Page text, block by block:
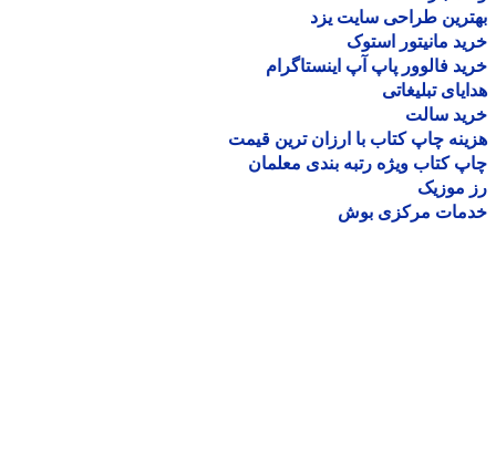
طراحی سایت یزد
مانیتور استوک
فالوور پاپ آپ اینستاگرام
تبلیغاتی
سالت
چاپ کتاب با ارزان ترین قیمت
کتاب ویژه رتبه بندی معلمان
موزیک
مرکزی بوش